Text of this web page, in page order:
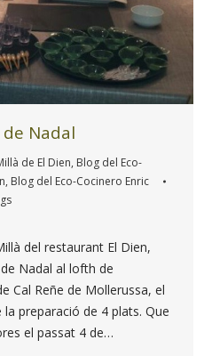
Nadal
de El Dien, Blog del Eco-
, Blog del Eco-Cocinero Enric
restaurant El Dien,
Nadal al lofth de
Cal Reñe de Mollerussa, el
preparació de 4 plats. Que
el passat 4 de…